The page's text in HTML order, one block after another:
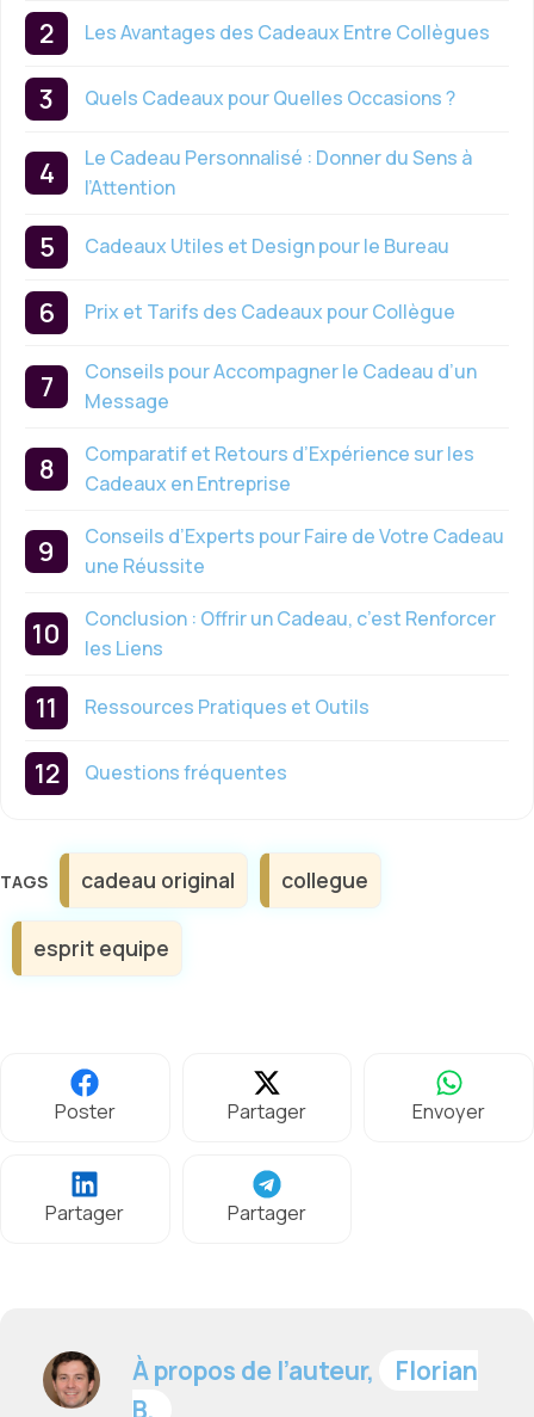
Les Avantages des Cadeaux Entre Collègues
Quels Cadeaux pour Quelles Occasions ?
Le Cadeau Personnalisé : Donner du Sens à
l’Attention
Cadeaux Utiles et Design pour le Bureau
Prix et Tarifs des Cadeaux pour Collègue
Conseils pour Accompagner le Cadeau d’un
Message
Comparatif et Retours d’Expérience sur les
Cadeaux en Entreprise
Conseils d’Experts pour Faire de Votre Cadeau
une Réussite
Conclusion : Offrir un Cadeau, c’est Renforcer
les Liens
Ressources Pratiques et Outils
Questions fréquentes
Étiquettes
cadeau original collegue
esprit equipe
Poster Partager Envoyer
Partager Partager
À propos de l’auteur,
Florian